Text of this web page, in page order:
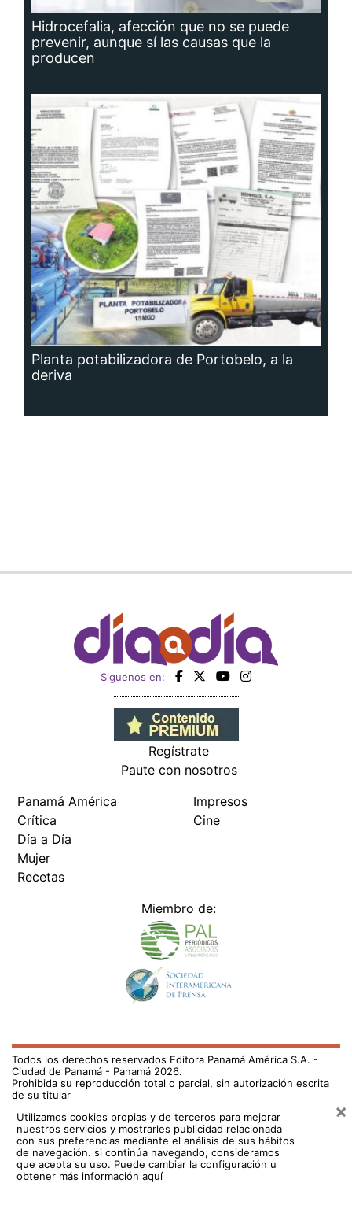
Hidrocefalia, afección que no se puede
prevenir, aunque sí las causas que la
producen
Planta potabilizadora de Portobelo, a la
deriva
Siguenos en:
Regístrate
Paute con nosotros
Panamá América
Crítica
Día a Día
Mujer
Recetas
Impresos
Cine
Miembro de:
Todos los derechos reservados Editora Panamá América S.A. -
Ciudad de Panamá - Panamá 2026.
Prohibida su reproducción total o parcial, sin autorización escrita
de su titular
Utilizamos cookies propias y de terceros para mejorar
nuestros servicios y mostrarles publicidad relacionada
con sus preferencias mediante el análisis de sus hábitos
de navegación. si continúa navegando, consideramos
que acepta su uso. Puede cambiar la configuración u
obtener más información aquí
×